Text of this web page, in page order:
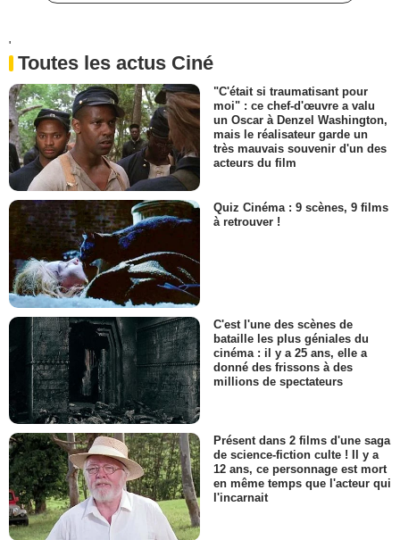
'
Toutes les actus Ciné
"C'était si traumatisant pour
moi" : ce chef-d'œuvre a valu
un Oscar à Denzel Washington,
mais le réalisateur garde un
très mauvais souvenir d'un des
acteurs du film
Quiz Cinéma : 9 scènes, 9 films
à retrouver !
C'est l'une des scènes de
bataille les plus géniales du
cinéma : il y a 25 ans, elle a
donné des frissons à des
millions de spectateurs
Présent dans 2 films d'une saga
de science-fiction culte ! Il y a
12 ans, ce personnage est mort
en même temps que l'acteur qui
l'incarnait